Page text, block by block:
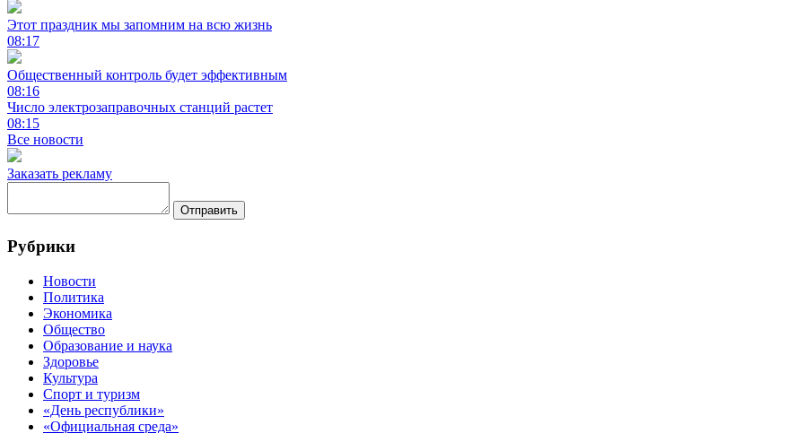
Этот праздник мы запомним на всю жизнь
08:17
Общественный контроль будет эффективным
08:16
Число электрозаправочных станций растет
08:15
Все новости
Заказать рекламу
Отправить
Рубрики
Новости
Политика
Экономика
Общество
Образование и наука
Здоровье
Культура
Спорт и туризм
«День республики»
«Официальная среда»